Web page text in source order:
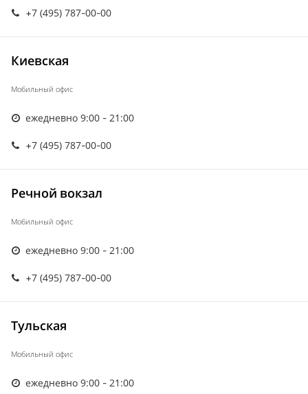
+7 (495) 787-00-00
Киевская
Мобильный офис
ежедневно 9:00 - 21:00
+7 (495) 787-00-00
Речной вокзал
Мобильный офис
ежедневно 9:00 - 21:00
+7 (495) 787-00-00
Тульская
Мобильный офис
ежедневно 9:00 - 21:00